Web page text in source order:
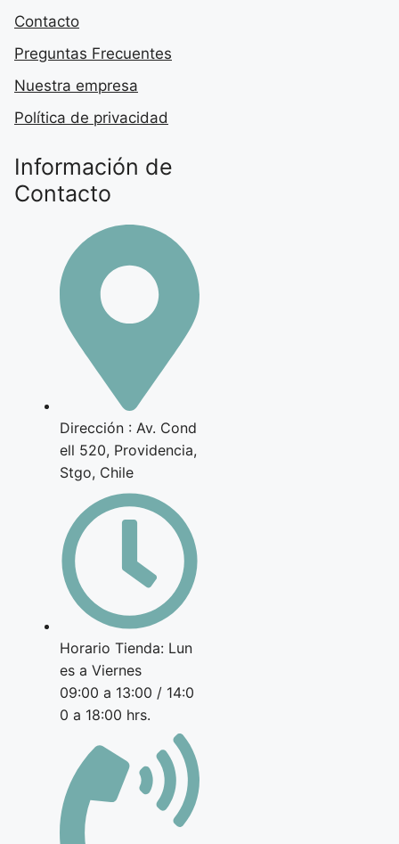
Contacto
Preguntas Frecuentes
Nuestra empresa
Política de privacidad
Información de
Contacto
Dirección : Av. Cond
ell 520, Providencia,
Stgo, Chile
Horario Tienda: Lun
es a Viernes
09:00 a 13:00 / 14:0
0 a 18:00 hrs.